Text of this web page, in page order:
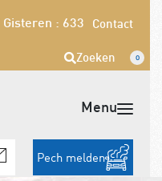
Gisteren : 633 Contact
Zoeken 0
Pech melden